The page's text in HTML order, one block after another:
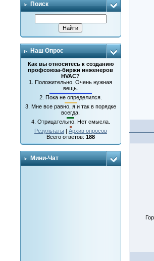
Поиск
Наш Опрос
Как вы относитесь к созданию
профсоюза-биржи инженеров
HVAC?
1.Положительно. Очень нужная
вещь.
2. Пока не определился.
3. Мне все равно, я и так в порядке
всегда.
4. Отрицательно. Нет смысла.
Результаты | Архив опросов
Всего ответов: 188
Мини-Чат